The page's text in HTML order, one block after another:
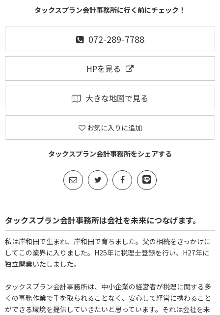
タックスプラン会計事務所に行く前にチェック！
072-289-7788
HPを見る
大きな地図で見る
お気に入りに追加
タックスプラン会計事務所をシェアする
タックスプラン会計事務所は会社を未来につなげます。
私は岸和田で生まれ、岸和田で育ちました。父の相続をきっかけに
してこの業界に入りました。H25年に税理士登録を行い、H27年に
独立開業いたしました。
タックスプラン会計事務所は、中小企業の経営者が税理に関する多
くの事務作業で手を取られることなく、安心して経営に携わること
ができる環境を提供していきたいと思っています。それは会社を未